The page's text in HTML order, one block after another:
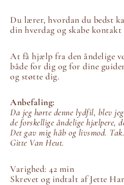
Du lærer, hvordan du bedst
din hverdag og skabe
At få hjælp fra den åndelige
både for dig og for dine
og støtte dig.
Anbefaling:
Da jeg hørte denne lydfil, blev
de forskellige åndelige hjælpere,
Det gav mig håb og livsmod. Tak.
Gitte Van Heut.
Varighed: 42 min
Skrevet og indtalt af Jette